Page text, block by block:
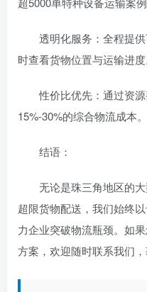
透明化服务‌：全程提
时查看货物位置与运输进度
性价比优先‌：通过资
15%-30%的综合物流成本。
‌结语：‌
无论是珠三角地区的
超限货物配送，我们始终
力企业突破物流瓶颈。如
方案，欢迎随时联系我们